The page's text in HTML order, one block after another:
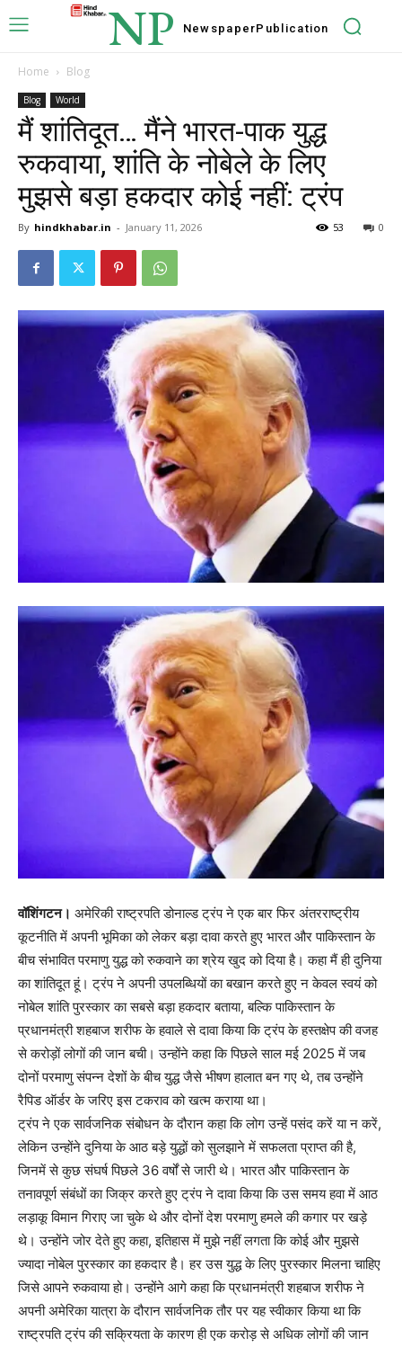
NP NewspaperPublication
Home Blog
Blog World
मैं शांतिदूत… मैंने भारत-पाक युद्ध
रुकवाया, शांति के नोबेले के लिए
मुझसे बड़ा हकदार कोई नहीं: ट्रंप
By hindkhabar.in - January 11, 2026 0
53
वॉशिंगटन। अमेरिकी राष्ट्रपति डोनाल्ड ट्रंप ने एक बार फिर अंतरराष्ट्रीय
कूटनीति में अपनी भूमिका को लेकर बड़ा दावा करते हुए भारत और पाकिस्तान के
बीच संभावित परमाणु युद्ध को रुकवाने का श्रेय खुद को दिया है। कहा मैं ही दुनिया
का शांतिदूत हूं। ट्रंप ने अपनी उपलब्धियों का बखान करते हुए न केवल स्वयं को
नोबेल शांति पुरस्कार का सबसे बड़ा हकदार बताया, बल्कि पाकिस्तान के
प्रधानमंत्री शहबाज शरीफ के हवाले से दावा किया कि ट्रंप के हस्तक्षेप की वजह
से करोड़ों लोगों की जान बची। उन्होंने कहा कि पिछले साल मई 2025 में जब
दोनों परमाणु संपन्न देशों के बीच युद्ध जैसे भीषण हालात बन गए थे, तब उन्होंने
रैपिड ऑर्डर के जरिए इस टकराव को खत्म कराया था।
ट्रंप ने एक सार्वजनिक संबोधन के दौरान कहा कि लोग उन्हें पसंद करें या न करें,
लेकिन उन्होंने दुनिया के आठ बड़े युद्धों को सुलझाने में सफलता प्राप्त की है,
जिनमें से कुछ संघर्ष पिछले 36 वर्षों से जारी थे। भारत और पाकिस्तान के
तनावपूर्ण संबंधों का जिक्र करते हुए ट्रंप ने दावा किया कि उस समय हवा में आठ
लड़ाकू विमान गिराए जा चुके थे और दोनों देश परमाणु हमले की कगार पर खड़े
थे। उन्होंने जोर देते हुए कहा, इतिहास में मुझे नहीं लगता कि कोई और मुझसे
ज्यादा नोबेल पुरस्कार का हकदार है। हर उस युद्ध के लिए पुरस्कार मिलना चाहिए
जिसे आपने रुकवाया हो। उन्होंने आगे कहा कि प्रधानमंत्री शहबाज शरीफ ने
अपनी अमेरिका यात्रा के दौरान सार्वजनिक तौर पर यह स्वीकार किया था कि
राष्ट्रपति ट्रंप की सक्रियता के कारण ही एक करोड़ से अधिक लोगों की जान